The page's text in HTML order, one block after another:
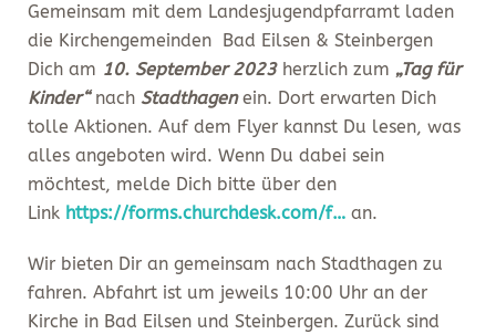
Gemeinsam mit dem Landesjugendpfarramt laden
die Kirchengemeinden Bad Eilsen & Steinbergen
Dich am 10. September 2023herzlich zum „Tag für
Kinder“nach Stadthagenein. Dort erwarten Dich
tolle Aktionen. Auf dem Flyer kannst Du lesen, was
alles angeboten wird. Wenn Du dabei sein
möchtest, melde Dich bitte über den
Link https://forms.churchdesk.com/f… ​an.
Wir bieten Dir an gemeinsam nach Stadthagen zu
fahren. Abfahrt ist um jeweils 10:00 Uhr an der
Kirche in Bad Eilsen und Steinbergen. Zurück sind